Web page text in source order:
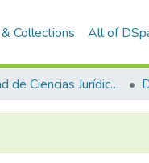
Collections All of
Facultad de Ciencias Jurídicas y Políticas